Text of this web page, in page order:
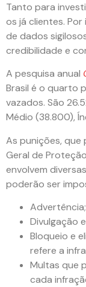
Tanto para
os já clientes.
de dados
credibilidade e
A pesquisa anual
Brasil é o quarto
vazados. São
Médio (38.800),
As punições, que
Geral de
envolvem
poderão ser
Advertência;
Divulgação
Bloqueio e
refere a
Multas que
cada